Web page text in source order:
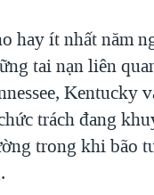
hay ít nhất năm
tai nạn liên
Kentucky
trách đang
trong khi bão